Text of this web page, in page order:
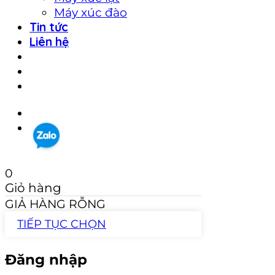
Máy xúc đào
Tin tức
Liên hệ
0
Giỏ hàng
GIẢ HÀNG RỖNG
TIẾP TỤC CHỌN
Đăng nhập